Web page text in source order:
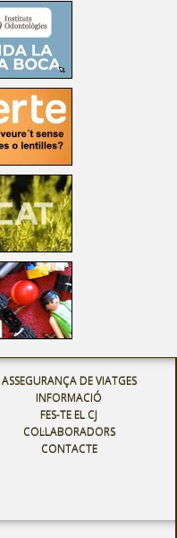
ASSEGURANÇA DE VIATGES
INFORMACIÓ
FES-TE EL CJ
COL·LABORADORS
CONTACTE